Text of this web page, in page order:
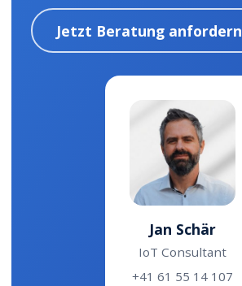
Jetzt Beratung anfordern
Jan Schär
IoT Consultant
+41 61 55 14 107